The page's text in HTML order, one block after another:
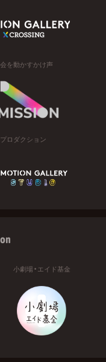
を動かすかけ声
プロダクション
小劇場・エイド基金